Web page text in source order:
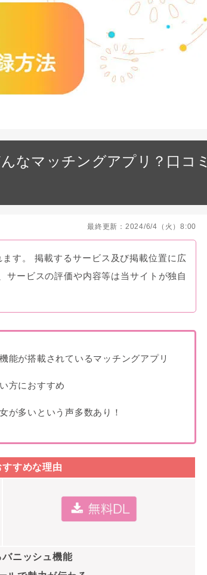
なマッチングアプリ？口コミ
最終更新：2024/6/4（火）8:00
す。 掲載するサービス及び掲載位置に広
サービスの評価や内容等は当サイトが独自
能が搭載されているマッチングアプリ
方におすすめ
が多いという声多数あり！
すめな理由
バニッシュ機能